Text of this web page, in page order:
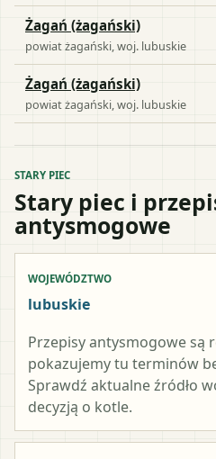
Żagań (żagański)
powiatżagański , woj. lubuskie
Żagań (żagański)
powiatżagański , woj. lubuskie
STARY PIEC
Stary piec i
antysmogowe
WOJEWÓDZTWO
lubuskie
Przepisy antysmogowe są
pokazujemy tu terminów
Sprawdź aktualne źródło
decyzją o kotle.